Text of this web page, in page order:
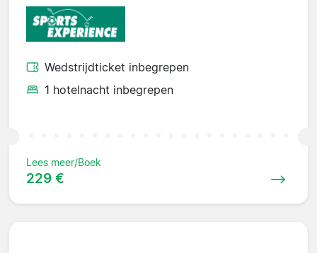
Wedstrijdticket inbegrepen
1 hotelnacht inbegrepen
Lees meer/Boek
229 €